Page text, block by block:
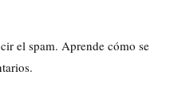
el spam. Aprende cómo se